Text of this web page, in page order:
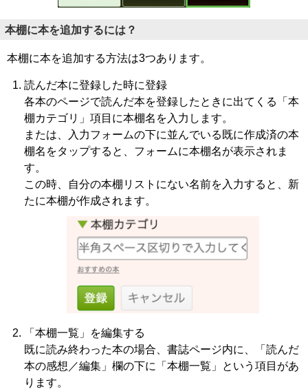
本棚に本を追加するには？
本棚に本を追加する方法は3つあります。
読んだ本に登録した時に登録
各本のページで読んだ本を登録したときに出てくる「本
棚カテゴリ」項目に本棚名を入力します。
または、入力フォームの下に並んでいる既に作成済の本
棚名をタップすると、フォームに本棚名が表示されま
す。
この時、自分の本棚リストにない名前を入力すると、新
たに本棚が作成されます。
「本棚一覧」を編集する
既に読み終わった本の場合、書誌ページ内に、「読んだ
本の感想／編集」欄の下に「本棚一覧」という項目があ
ります。